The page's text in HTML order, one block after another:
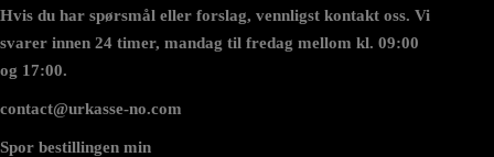
Hvis du har spørsmål eller forslag, vennligst kontakt oss. Vi
svarer innen 24 timer, mandag til fredag mellom kl. 09:00
og 17:00.
contact@urkasse-no.com
Spor bestillingen min